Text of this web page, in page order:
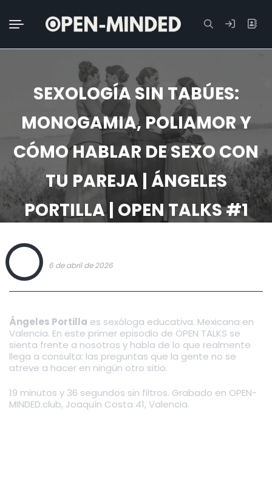
Buscar:
SEXOLOGÍA SIN TABÚES:
MONOGAMIA, POLIAMOR Y
CÓMO HABLAR DE SEXO CON
TU PAREJA | ÁNGELES
PORTILLA | OPEN TALKS #1
SEXOLOGÍA SIN TABÚES: MONOGAMIA, POLIAMOR Y CÓMO HABLAR DE
6 de abril de 2026
Ángeles Portilla es sexóloga educativa. Mexicana en
Valencia. En este primer episodio de OPEN TALKS se
sienta frente a nosotros y habla de lo que realmente
llega a consulta: las preguntas que la gente no se
atreve a hacer en ningún otro sitio.
19 minutos y 36 segundos sin filtros. Grabado en OPEN-
MINDED.club, Joaquín Costa 41, Valencia.